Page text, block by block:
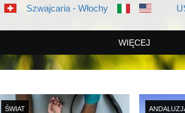
Szwajcaria - Włochy
WIĘCEJ
ŚWIAT